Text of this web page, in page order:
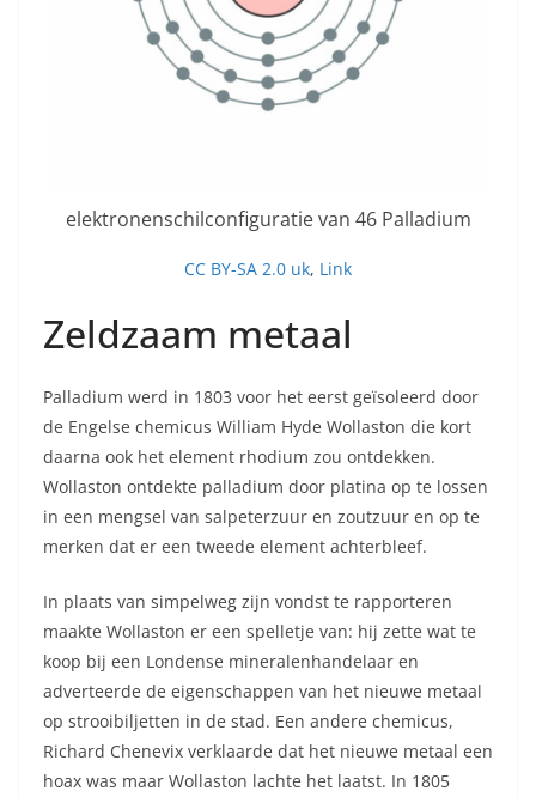
elektronenschilconfiguratie van 46 Palladium
CC BY-SA 2.0 uk, Link
Zeldzaam metaal
Palladium werd in 1803 voor het eerst geïsoleerd door
de Engelse chemicus William Hyde Wollaston die kort
daarna ook het element rhodium zou ontdekken.
Wollaston ontdekte palladium door platina op te lossen
in een mengsel van salpeterzuur en zoutzuur en op te
merken dat er een tweede element achterbleef.
In plaats van simpelweg zijn vondst te rapporteren
maakte Wollaston er een spelletje van: hij zette wat te
koop bij een Londense mineralenhandelaar en
adverteerde de eigenschappen van het nieuwe metaal
op strooibiljetten in de stad. Een andere chemicus,
Richard Chenevix verklaarde dat het nieuwe metaal een
hoax was maar Wollaston lachte het laatst. In 1805